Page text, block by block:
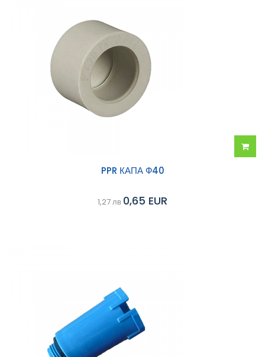
PPR КАПА Ф40
1,27 лв 0,65 EUR